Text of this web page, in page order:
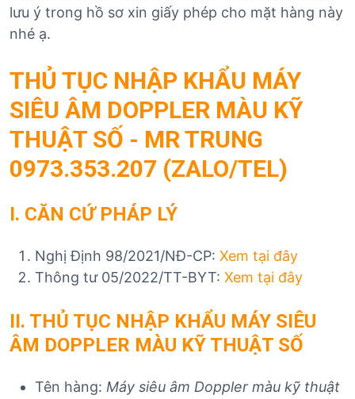
lưu ý trong hồ sơ xin giấy phép cho mặt hàng này
nhé ạ.
THỦ TỤC NHẬP KHẨU MÁY
SIÊU ÂM DOPPLER MÀU KỸ
THUẬT SỐ - MR TRUNG
0973.353.207 (ZALO/TEL)
I. CĂN CỨ PHÁP LÝ
Nghị Định 98/2021/NĐ-CP: Xem tại đây
Thông tư 05/2022/TT-BYT: Xem tại đây
II. THỦ TỤC NHẬP KHẨU MÁY SIÊU
ÂM DOPPLER MÀU KỸ THUẬT SỐ
Tên hàng: Máy siêu âm Doppler màu kỹ thuật